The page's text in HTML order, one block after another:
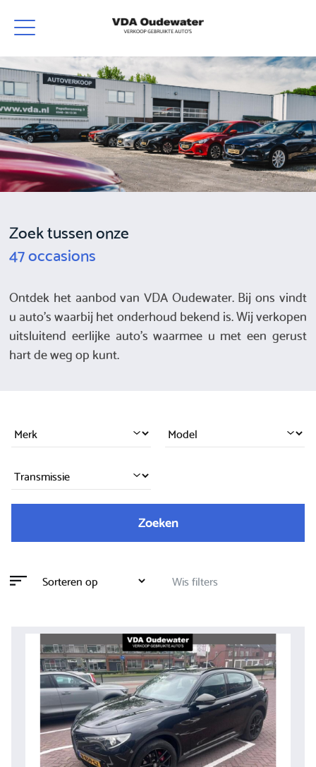
Zoek tussen onze
47 occasions
Ontdek het aanbod van VDA Oudewater. Bij ons vindt
u auto's waarbij het onderhoud bekend is. Wij verkopen
uitsluitend eerlijke auto's waarmee u met een gerust
hart de weg op kunt.
Zoeken
Wis filters